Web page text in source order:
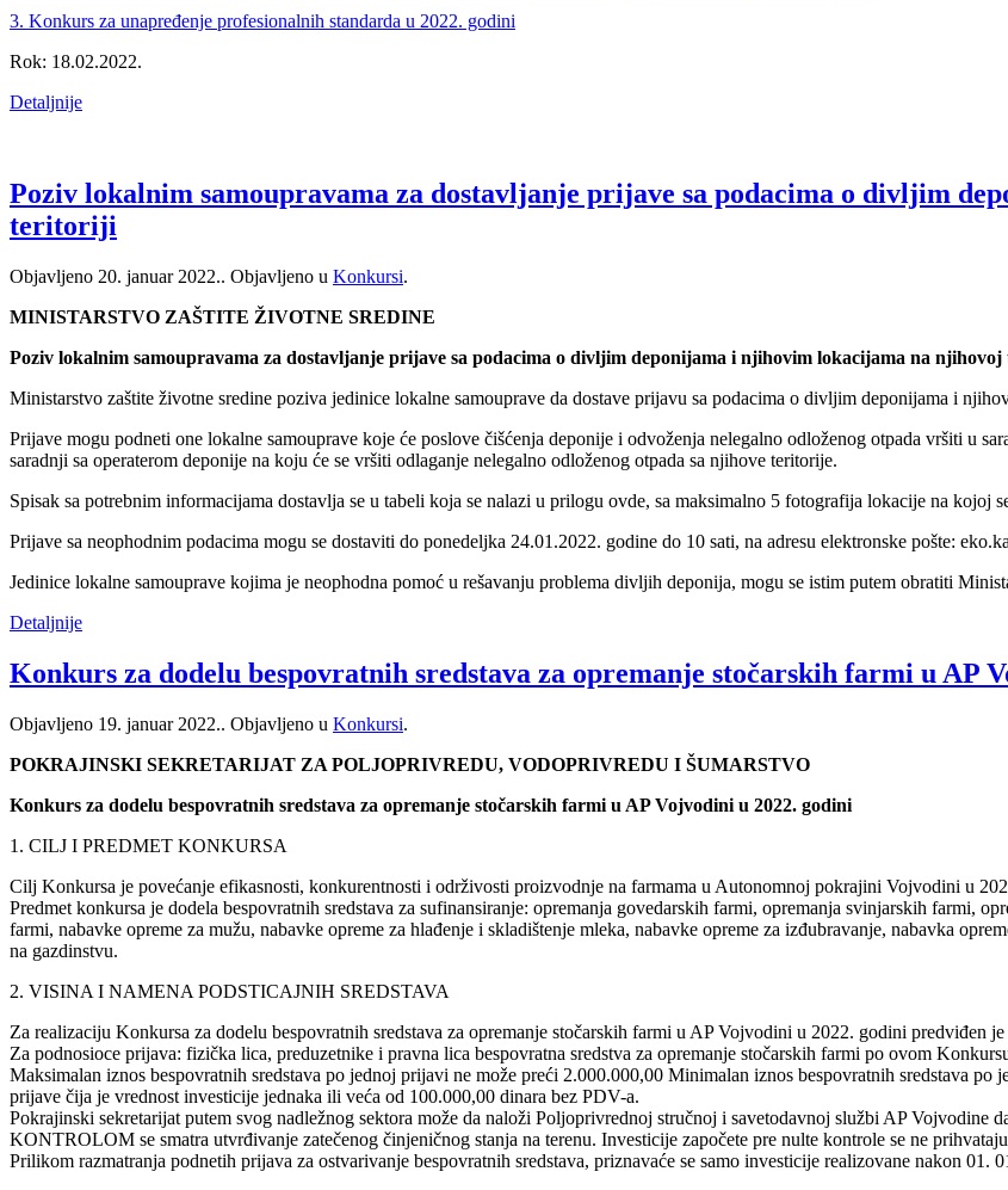
3. Konkurs za unapređenje profesionalnih standarda u 2022. godini
Rok: 18.02.2022.
Detaljnije
Poziv lokalnim samoupravama za dostavljanje prijave sa podacima o divljim
teritoriji
Objavljeno 20. januar 2022.. Objavljeno u Konkursi.
MINISTARSTVO ZAŠTITE ŽIVOTNE SREDINE
Poziv lokalnim samoupravama za dostavljanje prijave sa podacima o divljim deponijama i njihovim lokacijama na
Ministarstvo zaštite životne sredine poziva jedinice lokalne samouprave da dostave prijavu sa podacima o divljim deponijama i
Prijave mogu podneti one lokalne samouprave koje će poslove čišćenja deponije i odvoženja nelegalno odloženog otpada vršiti u
saradnji sa operaterom deponije na koju će se vršiti odlaganje nelegalno odloženog otpada sa njihove teritorije.
Spisak sa potrebnim informacijama dostavlja se u tabeli koja se nalazi u prilogu ovde, sa maksimalno 5 fotografija lokacije na
Prijave sa neophodnim podacima mogu se dostaviti do ponedeljka 24.01.2022. godine do 10 sati, na adresu elektronske pošte:
Jedinice lokalne samouprave kojima je neophodna pomoć u rešavanju problema divljih deponija, mogu se istim putem obratiti
Detaljnije
Konkurs za dodelu bespovratnih sredstava za opremanje stočarskih farmi u AP
Objavljeno 19. januar 2022.. Objavljeno u Konkursi.
POKRAJINSKI SEKRETARIJAT ZA POLJOPRIVREDU, VODOPRIVREDU I ŠUMARSTVO
Konkurs za dodelu bespovratnih sredstava za opremanje stočarskih farmi u AP Vojvodini u 2022. godini
1. CILJ I PREDMET KONKURSA
Cilj Konkursa je povećanje efikasnosti, konkurentnosti i održivosti proizvodnje na farmama u Autonomnoj pokrajini Vojvodini u
Predmet konkursa je dodela bespovratnih sredstava za sufinansiranje: opremanja govedarskih farmi, opremanja svinjarskih farmi,
farmi, nabavke opreme za mužu, nabavke opreme za hlađenje i skladištenje mleka, nabavke opreme za izđubravanje, nabavka
na gazdinstvu.
2. VISINA I NAMENA PODSTICAJNIH SREDSTAVA
Za realizaciju Konkursa za dodelu bespovratnih sredstava za opremanje stočarskih farmi u AP Vojvodini u 2022. godini predviđen
Za podnosioce prijava: fizička lica, preduzetnike i pravna lica bespovratna sredstva za opremanje stočarskih farmi po ovom
Maksimalan iznos bespovratnih sredstava po jednoj prijavi ne može preći 2.000.000,00 Minimalan iznos bespovratnih sredstava
prijave čija je vrednost investicije jednaka ili veća od 100.000,00 dinara bez PDV-a.
Pokrajinski sekretarijat putem svog nadležnog sektora može da naloži Poljoprivrednoj stručnoj i savetodavnoj službi AP
KONTROLOM se smatra utvrđivanje zatečenog činjeničnog stanja na terenu. Investicije započete pre nulte kontrole se ne
Prilikom razmatranja podnetih prijava za ostvarivanje bespovratnih sredstava, priznavaće se samo investicije realizovane nakon 01.